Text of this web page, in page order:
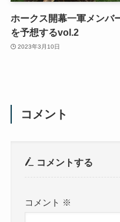
ホークス開幕一軍メンバ
を予想するvol.2
2023年3月10日
コメント
コメントする
コメント ※